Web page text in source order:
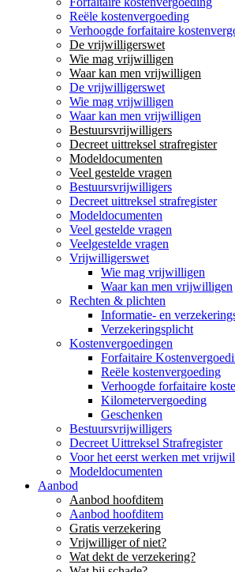
Reële kostenvergoeding
Verhoogde forfaitaire
De vrijwilligerswet
Wie mag vrijwilligen
Waar kan men vrijwilligen
De vrijwilligerswet
Wie mag vrijwilligen
Waar kan men vrijwilligen
Bestuursvrijwilligers
Decreet uittreksel strafregister
Modeldocumenten
Veel gestelde vragen
Bestuursvrijwilligers
Decreet uittreksel strafregister
Modeldocumenten
Veel gestelde vragen
Veelgestelde vragen
Vrijwilligerswet
Wie mag vrijwilligen
Waar kan men vrijwilligen
Rechten & plichten
Informatie- en
Verzekeringsplicht
Kostenvergoedingen
Forfaitaire
Reële kostenvergoeding
Verhoogde forfaitaire
Kilometervergoeding
Geschenken
Bestuursvrijwilligers
Decreet Uittreksel Strafregister
Voor het eerst werken met
Modeldocumenten
Aanbod
Aanbod hoofditem
Aanbod hoofditem
Gratis verzekering
Vrijwilliger of niet?
Wat dekt de verzekering?